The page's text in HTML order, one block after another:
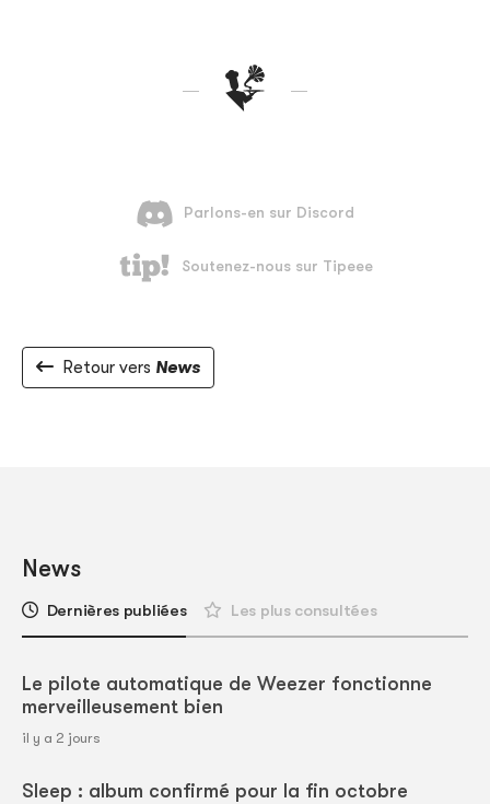
Retour vers News
News
Dernières publiées Les plus consultées
Le pilote automatique de Weezer fonctionne
merveilleusement bien
il y a 2 jours
Sleep : album confirmé pour la fin octobre